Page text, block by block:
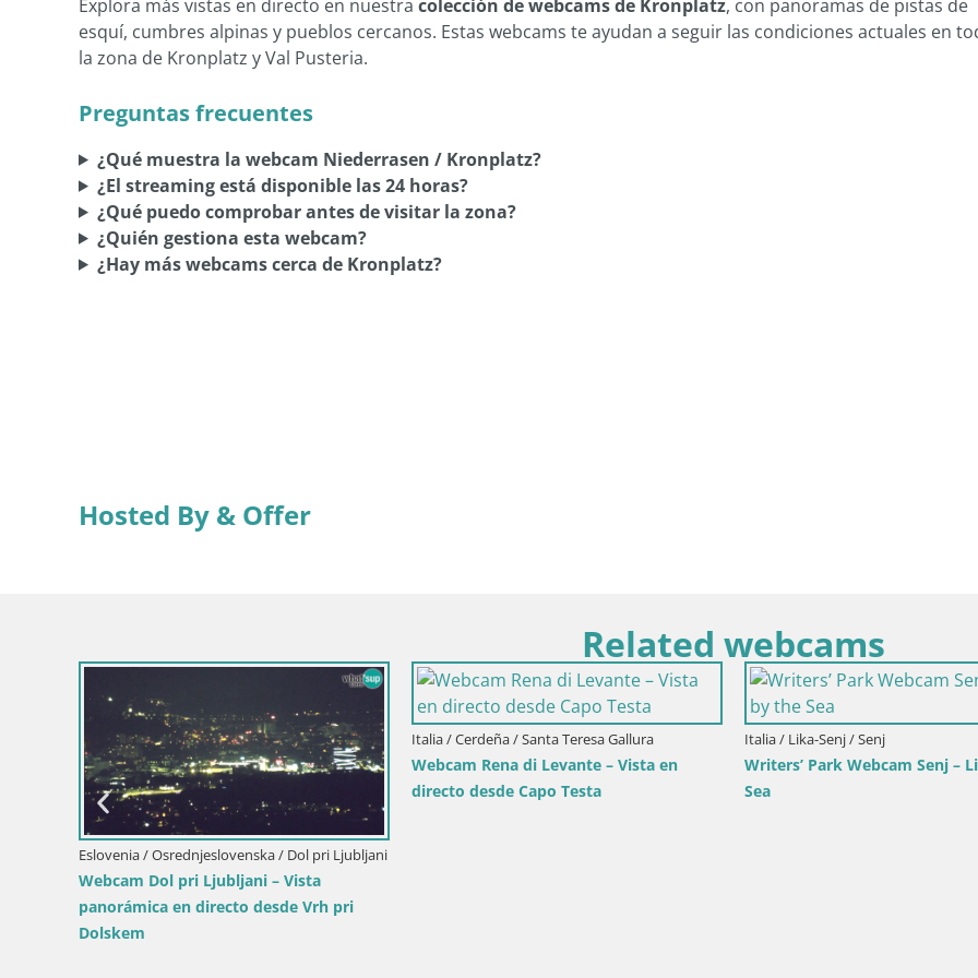
Explora más vistas en directo en nuestra colección de webcams de Kronplatz, con panoramas de pistas de
esquí, cumbres alpinas y pueblos cercanos. Estas webcams te ayudan a seguir las condiciones actuales en
la zona de Kronplatz y Val Pusteria.
Preguntas frecuentes
¿Qué muestra la webcam Niederrasen / Kronplatz?
¿El streaming está disponible las 24 horas?
¿Qué puedo comprobar antes de visitar la zona?
¿Quién gestiona esta webcam?
¿Hay más webcams cerca de Kronplatz?
Hosted By & Offer
Related webcams
de los Escritores
Eslovenia / Savinjska / Velenje
Webcam lago Velenje – Vista en directo
desde Velenje Beach
Croacia / Primorje-Gorski Kotar / Ika
Webcam puerto de Ika – Vista en directo
y luces de Opatija
Italia / Trentino-Alto
Webcam Toblach